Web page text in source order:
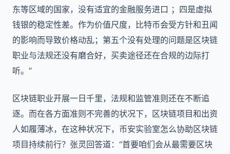
东等区域的国家，没有适宜的金融服务进口 ；四是虚拟
钱银的稳定性差。作为价值尺度，比特币会受方针和丑闻
的影响而导致价格动乱；第五个没有处理的问题是区块链
职业与法规还没有磨合好，买卖途径还在合规的边际打
听。”
区块链职业开展一日千里，法规和监管准则还在不断追
逐。而在各方面准则不完善的状况下，区块链项目和出资
人如履薄冰，在这种状况下，币安实验室怎么协助区块链
项目持续前行？张灵回答道：“首要咱们会从最需要区块